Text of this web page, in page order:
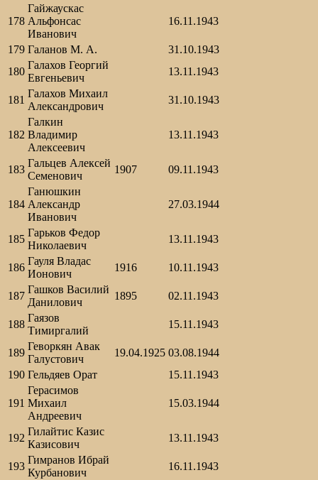
178
Гайжаускас
Альфонсас
Иванович
16.11.1943
179 Галанов М. А.
31.10.1943
180
Галахов Георгий
Евгеньевич
13.11.1943
181
Галахов Михаил
Александрович
31.10.1943
182
Галкин
Владимир
Алексеевич
13.11.1943
183
Гальцев Алексей
Семенович
1907 09.11.1943
184
Ганюшкин
Александр
Иванович
27.03.1944
185
Гарьков Федор
Николаевич
13.11.1943
186
Гауля Владас
Ионович
1916 10.11.1943
187
Гашков Василий
Данилович
1895 02.11.1943
188
Гаязов
Тимиргалий
15.11.1943
189
Геворкян Авак
Галустович
19.04.1925 03.08.1944
190 Гельдяев Орат 15.11.1943
191
Герасимов
Михаил
Андреевич
15.03.1944
192
Гилайтис Казис
Казисович
13.11.1943
193
Гимранов Ибрай
Курбанович
16.11.1943